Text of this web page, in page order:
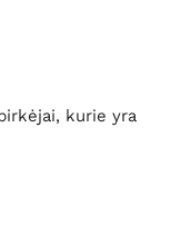
kurie yra